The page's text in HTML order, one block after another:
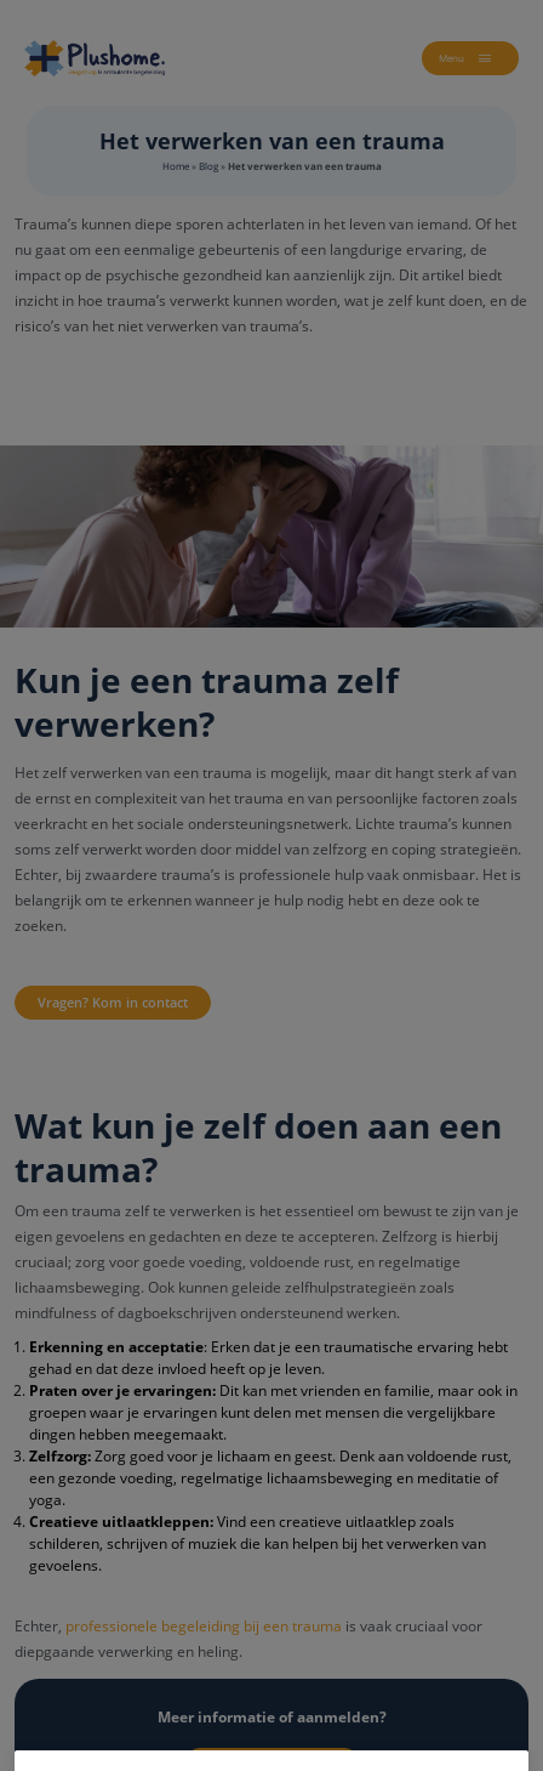
Menu
Het verwerken van een trauma
Home»Blog»Het verwerken van een trauma
Trauma’s kunnen diepe sporen achterlaten in het leven van iemand. Of het
nu gaat om een eenmalige gebeurtenis of een langdurige ervaring, de
impact op de psychische gezondheid kan aanzienlijk zijn. Dit artikel biedt
inzicht in hoe trauma’s verwerkt kunnen worden, wat je zelf kunt doen, en de
risico’s van het niet verwerken van trauma’s.
Kun je een trauma zelf
verwerken?
Het zelf verwerken van een trauma is mogelijk, maar dit hangt sterk af van
de ernst en complexiteit van het trauma en van persoonlijke factoren zoals
veerkracht en het sociale ondersteuningsnetwerk. Lichte trauma’s kunnen
soms zelf verwerkt worden door middel van zelfzorg en coping strategieën.
Echter, bij zwaardere trauma’s is professionele hulp vaak onmisbaar. Het is
belangrijk om te erkennen wanneer je hulp nodig hebt en deze ook te
zoeken.
Vragen? Kom in contact
Wat kun je zelf doen aan een
trauma?
Om een trauma zelf te verwerken is het essentieel om bewust te zijn van je
eigen gevoelens en gedachten en deze te accepteren. Zelfzorg is hierbij
cruciaal; zorg voor goede voeding, voldoende rust, en regelmatige
lichaamsbeweging. Ook kunnen geleide zelfhulpstrategieën zoals
mindfulness of dagboekschrijven ondersteunend werken.
Erkenning en acceptatie: Erken dat je een traumatische ervaring hebt
gehad en dat deze invloed heeft op je leven.
Praten over je ervaringen: Dit kan met vrienden en familie, maar ook in
groepen waar je ervaringen kunt delen met mensen die vergelijkbare
dingen hebben meegemaakt.
Zelfzorg:Zorg goed voor je lichaam en geest. Denk aan voldoende rust,
een gezonde voeding, regelmatige lichaamsbeweging en meditatie of
yoga.
Creatieve uitlaatkleppen:Vind een creatieve uitlaatklep zoals
schilderen, schrijven of muziek die kan helpen bij het verwerken van
gevoelens.
Echter, professionele begeleiding bij een trauma is vaak cruciaal voor
diepgaande verwerking en heling.
Meer informatie of aanmelden?